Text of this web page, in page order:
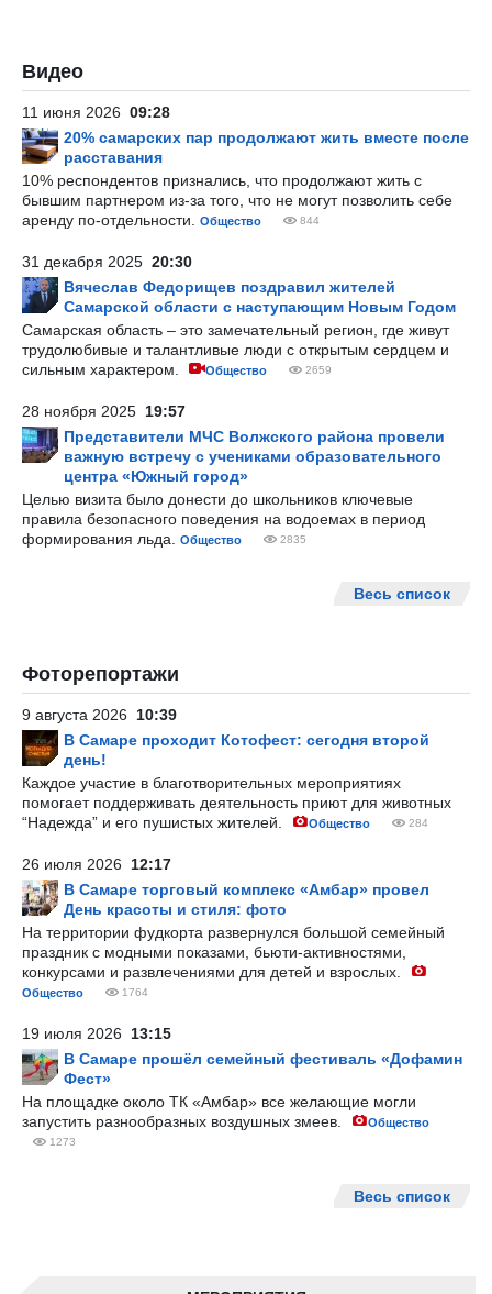
Видео
11 июня 2026 09:28
20% самарских пар продолжают жить вместе после
расставания
10% респондентов признались, что продолжают жить с
бывшим партнером из-за того, что не могут позволить себе
аренду по-отдельности.
Общество 844
31 декабря 2025 20:30
Вячеслав Федорищев поздравил жителей
Самарской области с наступающим Новым Годом
Самарская область – это замечательный регион, где живут
трудолюбивые и талантливые люди с открытым сердцем и
сильным характером.
Общество 2659
28 ноября 2025 19:57
Представители МЧС Волжского района провели
важную встречу с учениками образовательного
центра «Южный город»
Целью визита было донести до школьников ключевые
правила безопасного поведения на водоемах в период
формирования льда.
Общество 2835
Весь список
Фоторепортажи
9 августа 2026 10:39
В Самаре проходит Котофест: сегодня второй
день!
Каждое участие в благотворительных мероприятиях
помогает поддерживать деятельность приют для животных
“Надежда” и его пушистых жителей.
Общество 284
26 июля 2026 12:17
В Самаре торговый комплекс «Амбар» провел
День красоты и стиля: фото
На территории фудкорта развернулся большой семейный
праздник с модными показами, бьюти-активностями,
конкурсами и развлечениями для детей и взрослых.
Общество 1764
19 июля 2026 13:15
В Самаре прошёл семейный фестиваль «Дофамин
Фест»
На площадке около ТК «Амбар» все желающие могли
запустить разнообразных воздушных змеев.
Общество
1273
Весь список